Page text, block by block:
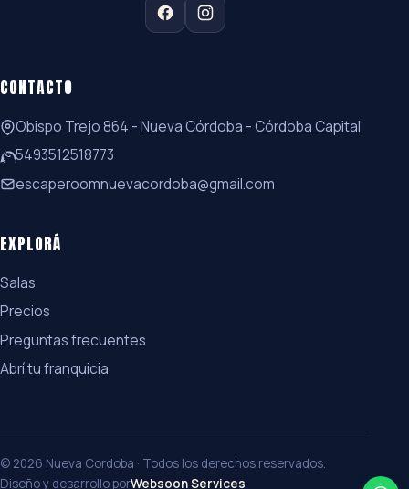
CONTACTO
Obispo Trejo 864 - Nueva Córdoba - Córdoba Capital
5493512518773
escaperoomnuevacordoba@gmail.com
EXPLORÁ
Salas
Precios
Preguntas frecuentes
Abrí tu franquicia
© 2026 Nueva Cordoba · Todos los derechos reservados.
Diseño y desarrollo porWebsoon Services